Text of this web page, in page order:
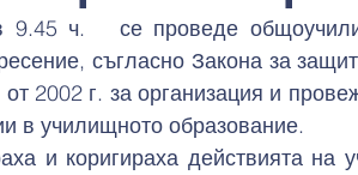
9.45 ч.   се проведе
съгласно Закона за
2002 г. за организация и
в училищното образование.
и коригираха действията на